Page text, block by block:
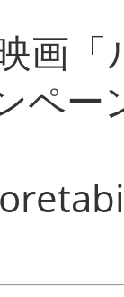
画
ペー